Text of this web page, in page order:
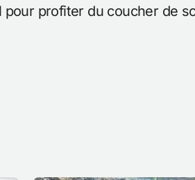
profiter du coucher de